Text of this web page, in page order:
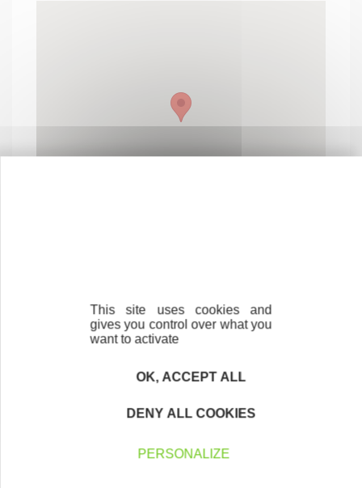
Contactez-nous ! Cliquez ici
This site uses cookies and
gives you control over what you
want to activate
OK, ACCEPT ALL
DENY ALL COOKIES
PERSONALIZE